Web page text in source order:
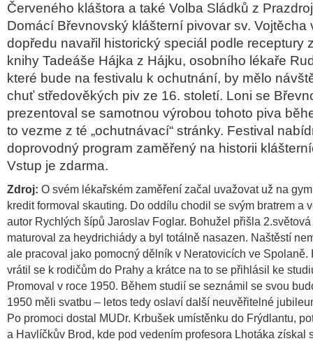
Červeného kláštora a také Volba Sládků z
Domácí Břevnovský klášterní pivovar sv. Vojtěcha
dopředu navařil historický speciál podle receptury
knihy Tadeáše Hájka z Hájku, osobního lékaře
které bude na festivalu k ochutnání, by mělo
chuť středověkých piv ze 16. století. Loni se
prezentoval se samotnou výrobou tohoto piva
to vezme z té „ochutnávací“ stránky. Festival
doprovodný program zaměřený na historii
Vstup je zdarma.
Zdroj: O svém lékařském zaměření začal uvažovat už na
kredit formoval skauting. Do oddílu chodil se svým bratrem a
autor Rychlých šípů Jaroslav Foglar. Bohužel přišla
maturoval za heydrichiády a byl totálně nasazen. Naštěstí
ale pracoval jako pomocný dělník v Neratovicích ve Spolaně.
vrátil se k rodičům do Prahy a krátce na to se přihlásil ke
Promoval v roce 1950. Během studií se seznámil se svou
1950 měli svatbu – letos tedy oslaví další neuvěřitelné
Po promoci dostal MUDr. Krbušek umístěnku do Frýdlantu,
a Havlíčkův Brod, kde pod vedením profesora Lhotáka získal